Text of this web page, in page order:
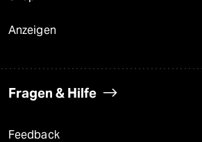
Anzeigen
Fragen & Hilfe
Feedback